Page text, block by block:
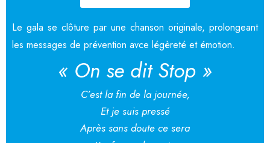
Le gala se clôture par une chanson originale, prolongeant
les messages de prévention avce légèreté et émotion.
« On se dit Stop »
C’est la fin de la journée,
Et je suis pressé
Après sans doute ce sera